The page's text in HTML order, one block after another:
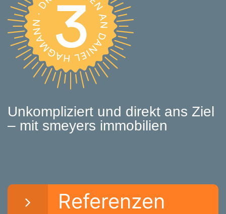
Unkompliziert und direkt ans Ziel
– mit smeyers immobilien
Referenzen